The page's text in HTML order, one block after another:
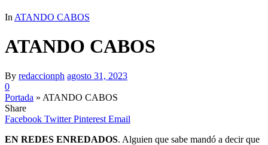
In ATANDO CABOS
ATANDO CABOS
By redaccionph agosto 31, 2023
0
Portada » ATANDO CABOS
Share
Facebook Twitter Pinterest Email
EN REDES ENREDADOS. Alguien que sabe mandó a decir que